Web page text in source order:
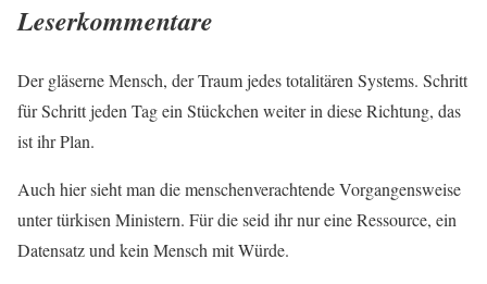
Leserkommentare
Der gläserne Mensch, der Traum jedes totalitären Systems. Schritt
für Schritt jeden Tag ein Stückchen weiter in diese Richtung, das
ist ihr Plan.
Auch hier sieht man die menschenverachtende Vorgangensweise
unter türkisen Ministern. Für die seid ihr nur eine Ressource, ein
Datensatz und kein Mensch mit Würde.